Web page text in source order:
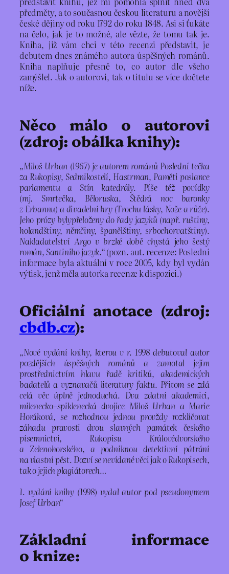
předměty, a to současnou českou literaturu a novější
české dějiny od roku 1792 do roku 1848. Asi si ťukáte
na čelo, jak je to možné, ale vězte, že tomu tak je.
Kniha, již vám chci v této recenzi představit, je
debutem dnes známého autora úspěšných románů.
Kniha naplňuje přesně to, co autor dle všeho
zamýšlel. Jak o autorovi, tak o titulu se více dočtete
níže.
Něco málo o autorovi
(zdroj: obálka knihy):
„Miloš Urban (1967) je autorem románů Poslední tečka
za Rukopisy, Sedmikostelí, Hastrman, Paměti poslance
parlamentu a Stín katedrály. Píše též povídky
(mj. Smrtečka, Běloruska, Štědrá noc baronky
z Erbannu) a divadelní hry (Trochu lásky, Nože a růže).
Jeho prózy bylypřeloženy do řady jazyků (např. ruštiny,
holandštiny, němčiny, španělštiny, srbochorvatštiny).
Nakladatelství Argo v brzké době chystá jeho šestý
román, Santiniho jazyk.“(pozn. aut. recenze: Poslední
informace byla aktuální v roce 2005, kdy byl vydán
výtisk, jenž měla autorka recenze k dispozici.)
Oficiální anotace (zdroj:
cbdb.cz):
„Nové vydání knihy, kterou v r. 1998 debutoval autor
pozdějších úspěšných románů a zamotal jejím
prostřednictvím hlavu řadě kritiků, akademických
badatelů a vyznavačů literatury faktu. Přitom se zdá
celá věc úplně jednoduchá. Dva zdatní akademici,
milenecko–spiklenecká dvojice Miloš Urban a Marie
Horáková, se rozhodnou jednou provždy rozklíčovat
záhadu pravosti dvou slavných památek českého
písemnictví, Rukopisu Královédvorského
a Zelenohorského, a podniknou detektivní pátrání
na vlastní pěst. Dozví se nevídané věci jak o Rukopisech,
tak o jejich plagiátorech…
1. vydání knihy (1998) vydal autor pod pseudonymem
Josef Urban“
Základní informace
o knize: